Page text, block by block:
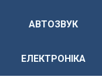
АВТОЗВУК
ЕЛЕКТРОНІКА